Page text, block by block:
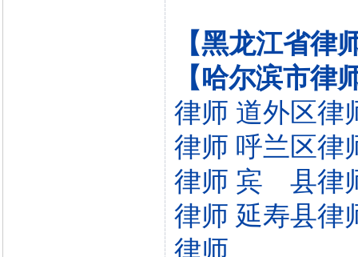
【黑龙江省律
【哈尔滨市律
律师 道外区律
律师 呼兰区律
律师 宾 县律
律师 延寿县律
律师